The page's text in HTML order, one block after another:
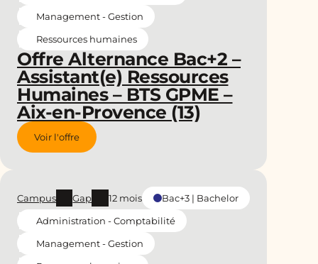
Offre Alternance Bac+2 –
Assistant(e) Ressources
Humaines – BTS GPME –
Aix-en-Provence (13)
Management - Gestion
Ressources humaines
Voir l'offre
Campus Gap 12 mois
Bac+3 | Bachelor
Administration - Comptabilité
Management - Gestion